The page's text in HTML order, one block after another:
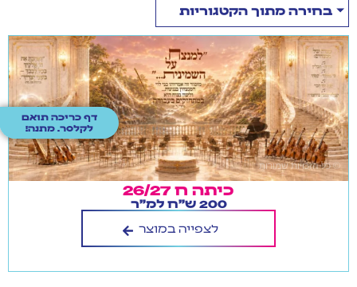
בחירה מתוך הקטגוריות
דף כריכה תואם
לקלסר. מתנה!
כיתה ח 26/27
200 ש"ח למ"ר
לצפייה במוצר